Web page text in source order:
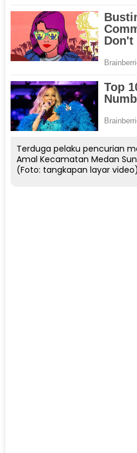
Terduga pelaku pencurian
Amal Kecamatan Medan
(Foto: tangkapan layar video)